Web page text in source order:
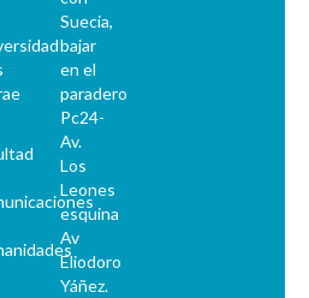
Suecia,
bajar
en el
paradero
Pc24-
Av.
Los
Leones
esquina
Av
Eliodoro
Yáñez.